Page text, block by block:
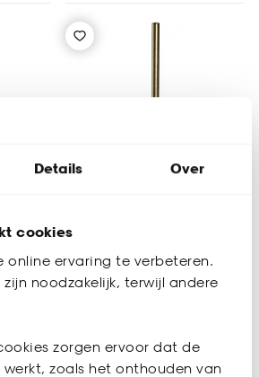
Details Over
cookies
online ervaring te verbeteren.
noodzakelijk, terwijl andere
zorgen ervoor dat de
zoals het onthouden van
3
Toiletborstelhouder
Goud Ribbel
11.
-